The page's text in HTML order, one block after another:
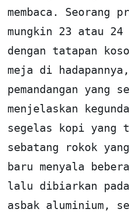
membaca. Seorang
mungkin 23 atau
dengan tatapan
meja di
pemandangan yang
menjelaskan
segelas kopi yang
sebatang rokok
baru menyala
lalu dibiarkan
asbak aluminium,